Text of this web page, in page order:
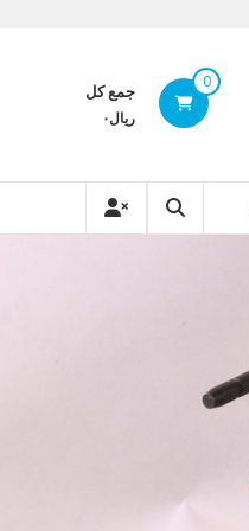
0 جمع کل
ریال۰